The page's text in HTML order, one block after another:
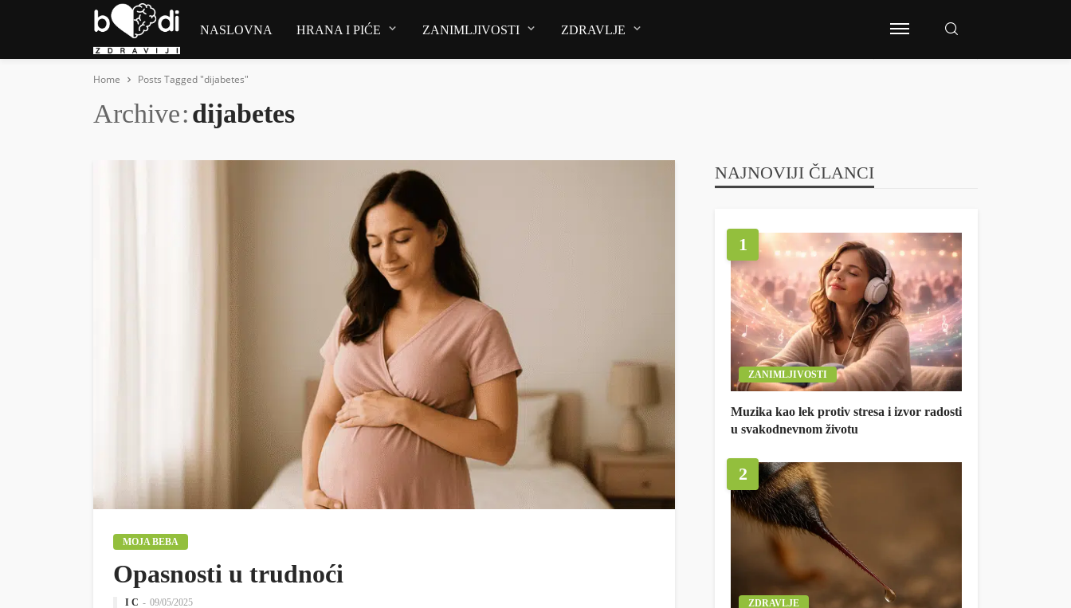
NASLOVNA HRANA I PIĆE ZANIMLJIVOSTI ZDRAVLJE
Home Posts Tagged "dijabetes"
Archive dijabetes
MOJA BEBA
Opasnosti u trudnoći
I C 09/05/2025
NAJNOVIJI ČLANCI
1
ZANIMLJIVOSTI
Muzika kao lek protiv stresa i izvor radosti
u svakodnevnom životu
2
ZDRAVLJE